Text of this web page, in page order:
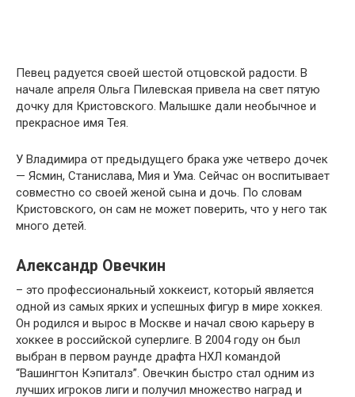
Певец радуется своей шестой отцовской радости. В
начале апреля Ольга Пилевская привела на свет пятую
дочку для Кристовского. Малышке дали необычное и
прекрасное имя Тея.
У Владимира от предыдущего брака уже четверо дочек
— Ясмин, Станислава, Мия и Ума. Сейчас он воспитывает
совместно со своей женой сына и дочь. По словам
Кристовского, он сам не может поверить, что у него так
много детей.
Александр Овечкин
– это профессиональный хоккеист, который является
одной из самых ярких и успешных фигур в мире хоккея.
Он родился и вырос в Москве и начал свою карьеру в
хоккее в российской суперлиге. В 2004 году он был
выбран в первом раунде драфта НХЛ командой
“Вашингтон Кэпиталз”. Овечкин быстро стал одним из
лучших игроков лиги и получил множество наград и